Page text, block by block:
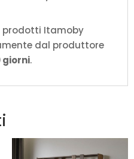
prodotti Itamoby
dal produttore
giorni.